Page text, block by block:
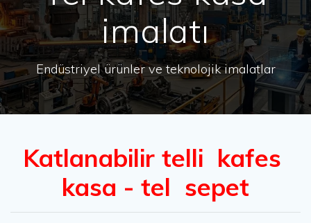
imalatı
Endüstriyel ürünler ve teknolojik imalatlar
Katlanabilir telli kafes
kasa - tel sepet